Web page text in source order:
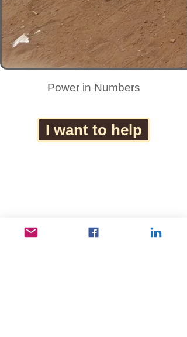
Power in Numbers
I want to help